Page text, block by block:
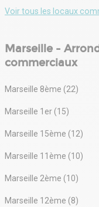
Voir tous les locaux
Marseille -
commerciaux
Marseille 8ème (22)
Marseille 1er (15)
Marseille 15ème (12)
Marseille 11ème (10)
Marseille 2ème (10)
Marseille 12ème (8)